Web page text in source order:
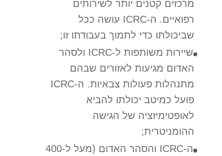
מרכזים קטנים יותר לשירותים
רפואיים. ה-ICRC עושה ככל
שביכולתו כדי לתמוך בעבודתו זו;
שיירות משותפות ל-ICRC ולסהר
האדום מגיעות לאזורים שבהם
מתנהלות פעולות צבאיות. ה-ICRC
פועל כמיטב יכולתו להביא
לאופטימיזציה של הגישה
ההומניטרית;
ה-ICRC והסהר האדום (מעל ל-400